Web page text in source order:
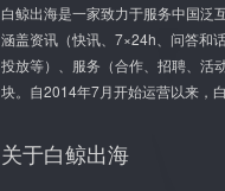
白鲸出海是一家致力于服务中国泛
涵盖资讯（快讯、7×24h、问答和
投放等）、服务（合作、招聘、活
块。自2014年7月开始运营以来
关于白鲸出海